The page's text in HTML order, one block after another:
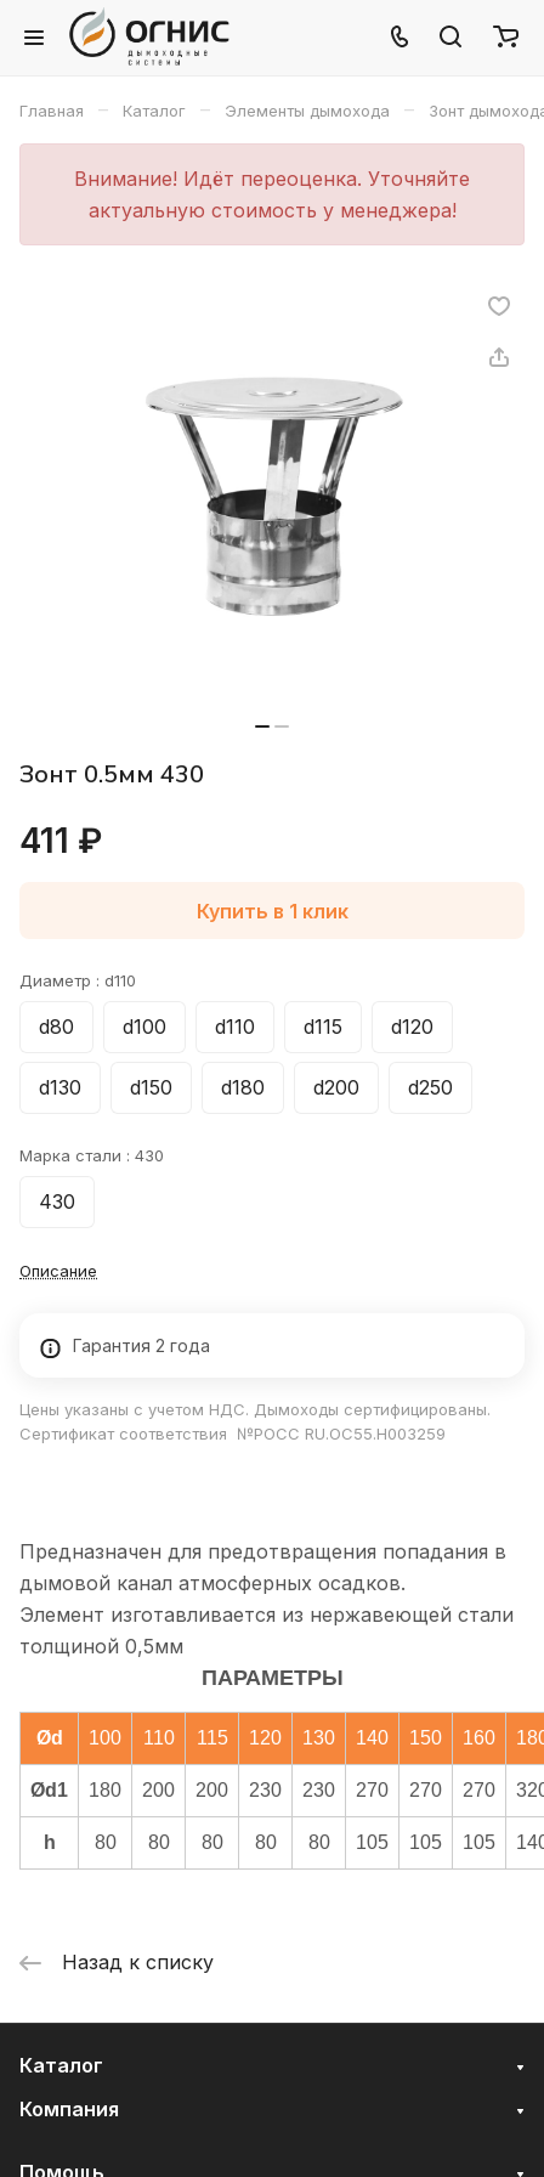
Главная – Каталог – Элементы дымохода – Зонт
Внимание! Идёт переоценка. Уточняйте
актуальную стоимость у менеджера!
Зонт 0.5мм 430
411 ₽
Купить в 1 клик
Диаметр : d110
d80 d100 d110 d115 d120
d130 d150 d180 d200 d250
Марка стали : 430
430
Описание
Гарантия 2 года
Цены указаны с учетом НДС. Дымоходы сертифицированы.
Сертификат соответствия №РОСС RU.ОС55.Н003259
Предназначен для предотвращения попадания в
дымовой канал атмосферных осадков.
Элемент изготавливается из нержавеющей стали
толщиной 0,5мм
ПАРАМЕТРЫ
Ød 100 110 115 120 130 140 150 160
Ød1 180 200 200 230 230 270 270 270
h 80 80 80 80 80 105 105 105
Назад к списку
Каталог
Компания